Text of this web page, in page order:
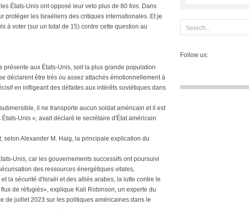
États-Unis ont opposé leur veto plus de 80 fois. Dans
protéger les Israéliens des critiques internationales. Et je
à voter (sur un total de 15) contre cette question au
aux États-Unis, soit la plus grande population
déclarent être très ou assez attachés émotionnellement à
en infligeant des défaites aux intérêts soviétiques dans
il ne transporte aucun soldat américain et il est
Unis », avait déclaré le secrétaire d'État américain
selon Alexander M. Haig, la principale explication du
Unis, car les gouvernements successifs ont poursuivi
des ressources énergétiques vitales,
la sécurité d'Israël et des alliés arabes, la lutte contre le
de réfugiés», explique Kali Robinson, un experte du
de juillet 2023 sur les politiques américaines dans le
Follow us: